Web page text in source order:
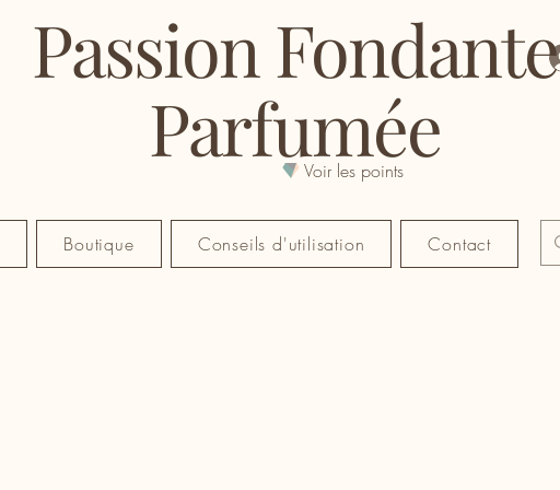
Passion Fondante
Parfumée
Voir les points
Boutique Conseils d'utilisation Contact